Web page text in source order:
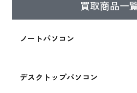
買取商品一
ノートパソコン
デスクトップパソコン
ら
iPad mini シリーズ 2024